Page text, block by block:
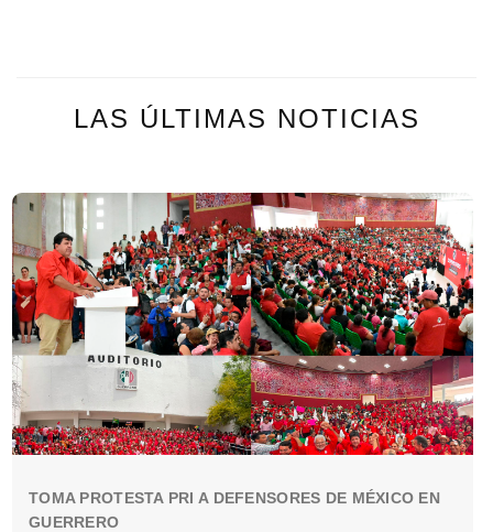
LAS ÚLTIMAS NOTICIAS
TOMA PROTESTA PRI A DEFENSORES DE MÉXICO EN
GUERRERO